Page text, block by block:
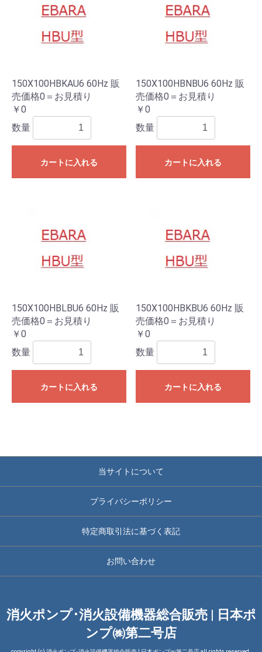
150X100HBKAU6 60Hz 販
売価格0＝お見積り
￥0
数量
カートに入れる
150X100HBNBU6 60Hz 販
売価格0＝お見積り
￥0
数量
カートに入れる
150X100HBLBU6 60Hz 販
売価格0＝お見積り
￥0
数量
カートに入れる
150X100HBKBU6 60Hz 販
売価格0＝お見積り
￥0
数量
カートに入れる
当サイトについて
プライバシーポリシー
特定商取引法に基づく表記
お問い合わせ
消火ポンプ･消火設備機器総合販売 | 日本ポ
ンプ㈱第二号店